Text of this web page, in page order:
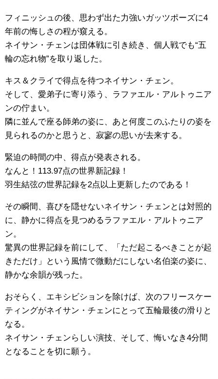
フィニッシュの後、思わず出た力強いガッツポーズに4
年前の悔しさの程が窺える。
ネイサン・チェンは団体戦に引き続き、個人戦でも“五
輪の忘れ物”を取り返した。
キス＆クライで得点を待つネイサン・チェン。
そして、愛弟子に寄り添う、ラファエル・アルトゥニア
ンの佇まい。
隣に並んで座る師弟の姿に、あと何度このふたりの姿を
見られるのかと思うと、寂寥の思いが去来する。
緊迫の時間の中、得点が発表される。
なんと！113.97点の世界新記録！
羽生結弦の世界記録を2点以上更新したのである！
その瞬間、喜びを隠せないネイサン・チェンとは対照的
に、静かに得点を見つめるラファエル・アルトゥニア
ン。
驚異の世界記録を前にして、「ただ起こるべきことが起
きただけ」という風情で微動だにしない名伯楽の姿に、
静かな余韻が残った。
おそらく、エキシビションを除けば、次のフリースケー
ティングがネイサン・チェンにとって五輪最後の滑りと
なる。
ネイサン・チェンらしい演技、そして、悔いなき4分間
となることを切に願う。